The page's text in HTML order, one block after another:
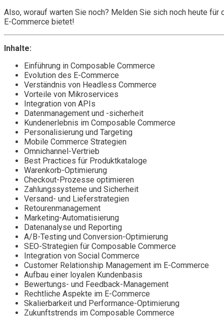
Also, worauf warten Sie noch? Melden Sie sich noch heute
E-Commerce bietet!
Inhalte:
Einführung in Composable Commerce
Evolution des E-Commerce
Verständnis von Headless Commerce
Vorteile von Mikroservices
Integration von APIs
Datenmanagement und -sicherheit
Kundenerlebnis im Composable Commerce
Personalisierung und Targeting
Mobile Commerce Strategien
Omnichannel-Vertrieb
Best Practices für Produktkataloge
Warenkorb-Optimierung
Checkout-Prozesse optimieren
Zahlungssysteme und Sicherheit
Versand- und Lieferstrategien
Retourenmanagement
Marketing-Automatisierung
Datenanalyse und Reporting
A/B-Testing und Conversion-Optimierung
SEO-Strategien für Composable Commerce
Integration von Social Commerce
Customer Relationship Management im E-Commerce
Aufbau einer loyalen Kundenbasis
Bewertungs- und Feedback-Management
Rechtliche Aspekte im E-Commerce
Skalierbarkeit und Performance-Optimierung
Zukunftstrends im Composable Commerce